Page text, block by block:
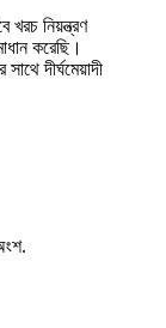
খরচ নিয়ন্ত্রণ
করেছি।
দীর্ঘমেয়াদী